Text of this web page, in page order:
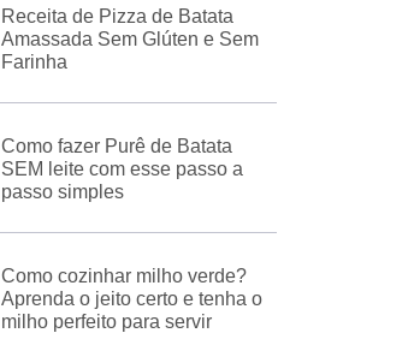
Receita de Pizza de Batata
Amassada Sem Glúten e Sem
Farinha
Como fazer Purê de Batata
SEM leite com esse passo a
passo simples
Como cozinhar milho verde?
Aprenda o jeito certo e tenha o
milho perfeito para servir